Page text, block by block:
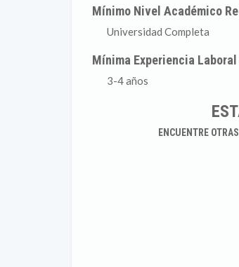
Mínimo Nivel Académico
Universidad Completa
Mínima Experiencia Laboral
3-4 años
ENCUENTRE